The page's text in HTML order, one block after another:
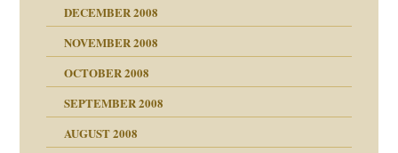
DECEMBER 2008
NOVEMBER 2008
OCTOBER 2008
SEPTEMBER 2008
AUGUST 2008